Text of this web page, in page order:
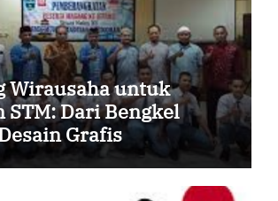
Wirausaha untuk
STM: Dari Bengkel
Grafis